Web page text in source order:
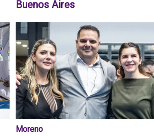
Buenos Aires
Moreno